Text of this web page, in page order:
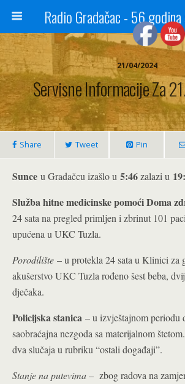
21/04/2024
Servisne Informacije Za
Share Tweet Pin
Sunce u Gradačcu izašlo u 5:46zalazi u
Služba hitne medicinske pomoći Doma
24 sata na pregled primljen i zbrinut 101
upućena u UKC Tuzla.
Porodilište – u protekla 24 sata u Klinici za
akušerstvo UKC Tuzla rođeno šest beba,
dječaka.
Policijska stanica – u izvještajnom periodu
saobraćajna nezgoda sa materijalnom
dva slučaja u rubriku “ostali događaji”.
Stanje na putevima– zbog radova na